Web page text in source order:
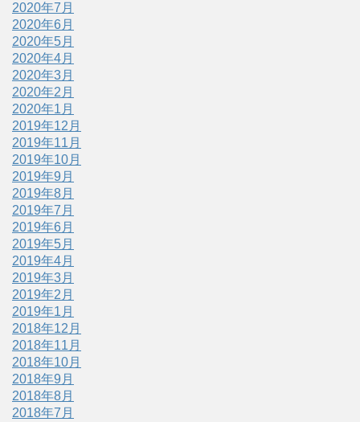
2020年7月
2020年6月
2020年5月
2020年4月
2020年3月
2020年2月
2020年1月
2019年12月
2019年11月
2019年10月
2019年9月
2019年8月
2019年7月
2019年6月
2019年5月
2019年4月
2019年3月
2019年2月
2019年1月
2018年12月
2018年11月
2018年10月
2018年9月
2018年8月
2018年7月